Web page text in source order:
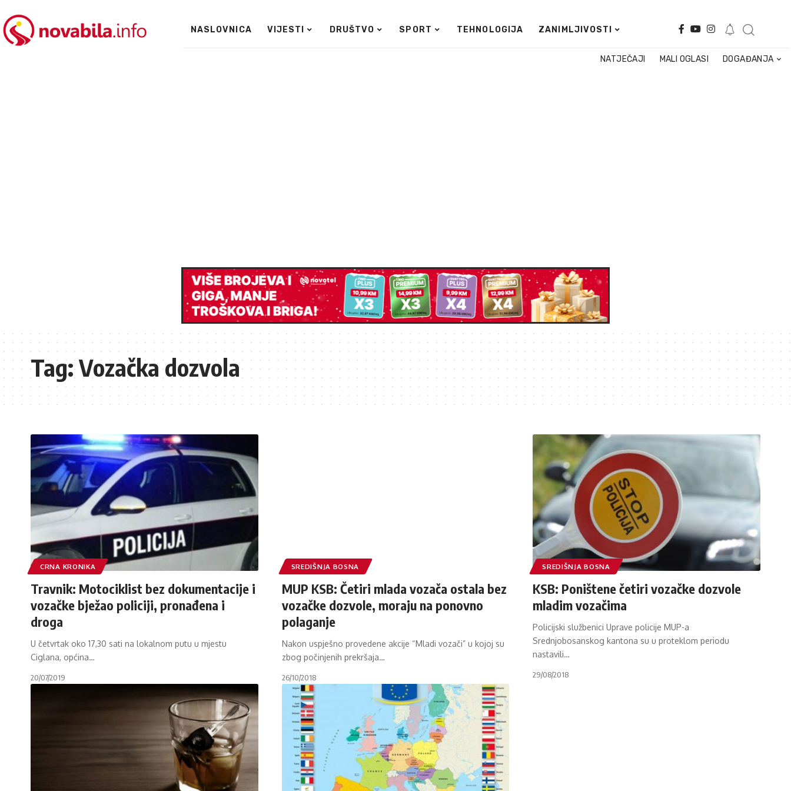
NASLOVNICA VIJESTI DRUŠTVO SPORT TEHNOLOGIJA ZANIMLJIVOSTI
NATJEČAJI MALI OGLASI DOGAĐANJA
Tag:Vozačka dozvola
CRNA KRONIKA
Travnik: Motociklist bez dokumentacije i
vozačke bježao policiji, pronađena i
droga
U četvrtak oko 17,30 sati na lokalnom putu u mjestu
Ciglana, općina…
20/07/2019
SREDIŠNJA BOSNA
MUP KSB: Četiri mlada vozača ostala bez
vozačke dozvole, moraju na ponovno
polaganje
Nakon uspješno provedene akcije “Mladi vozači” u kojoj su
zbog počinjenih prekršaja…
26/10/2018
SREDIŠNJA BOSNA
KSB: Poništene četiri vozačke dozvole
mladim vozačima
Policijski službenici Uprave policije MUP-a
Srednjobosanskog kantona su u proteklom periodu
nastavili…
29/08/2018